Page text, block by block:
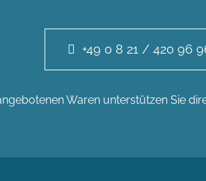
+49 0 8 21 / 420 96
Waren unterstützen Sie